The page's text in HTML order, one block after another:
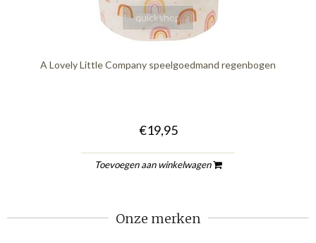
quickshop
A Lovely Little Company speelgoedmand regenbogen
€19,95
Toevoegen aan winkelwagen
Onze merken